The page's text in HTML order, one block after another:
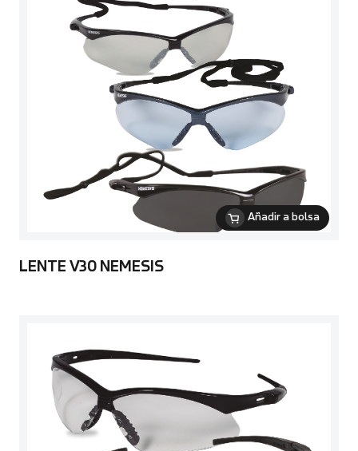
Añadir a bolsa
LENTE V30 NEMESIS